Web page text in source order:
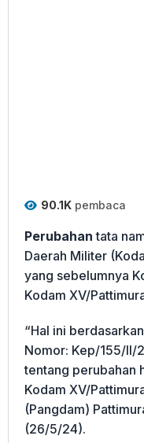
90.1K pembaca
Perubahan tata
Daerah Militer
yang sebelumnya
Kodam XV/
“Hal ini
Nomor: Kep/155/II/
tentang perubahan
Kodam XV/
(Pangdam)
(26/5/24).